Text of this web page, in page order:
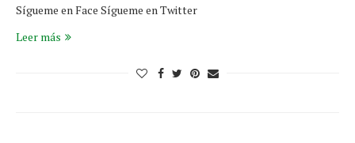
Sígueme en Face Sígueme en Twitter
Leer más